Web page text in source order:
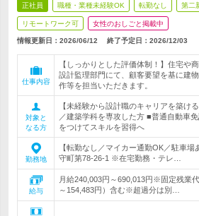
正社員 職種・業種未経験OK 転勤なし 第二
リモートワーク可 女性のおしごと掲載中
情報更新日：2026/06/12 終了予定日： 2026/12/03
仕事内容
【しっかりとした評価体制！】住宅や
設計監理部門にて、顧客要望を基に建
作等を担当いただきます。
対象と
なる方
【未経験から設計職のキャリアを築け
／建築学科を専攻した方 ■普通自動車
をつけてスキルを習得へ
勤務地
【転勤なし／マイカー通勤OK／駐車
守町第78‐26‐1 ※在宅勤務・テレ…
給与
月給240,003円～690,013円※固定残業
～154,483円）含む※超過分は別…